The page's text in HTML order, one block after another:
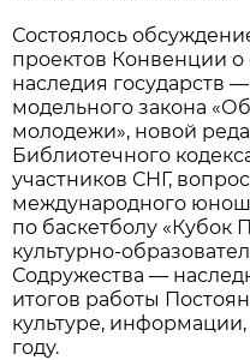
Состоялось
проектов Конвенции о
наследия государств
модельного закона
молодежи», новой
Библиотечного
участников СНГ,
международного
по баскетболу «Кубок
культурно-
Содружества —
итогов работы
культуре,
году.